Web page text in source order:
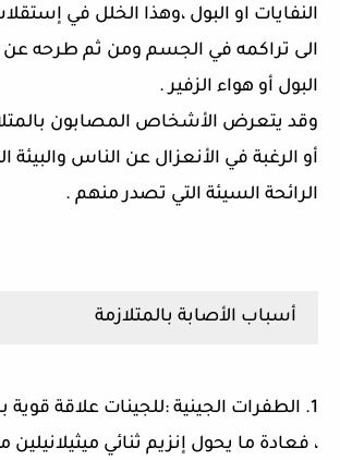
النفايات او البول ،وهذا الخلل في
الى تراكمه في الجسم ومن ثم طرحه عن
البول أو هواء الزفير .
وقد يتعرض الأشخاص المصابون
أو الرغبة في الأنعزال عن الناس
الرائحة السيئة التي تصدر منهم .
أسباب الأصابة بالمتلازمة
1. الطفرات الجينية :للجينات علاقة
، فعادة ما يحول إنزيم ثنائي ميثيلانيلين